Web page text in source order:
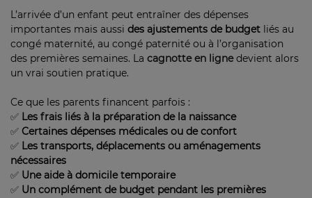
L’arrivée d’un enfant peut entraîner des dépenses
importantes mais aussi des ajustements de budget liés au
congé maternité, au congé paternité ou à l’organisation
des premières semaines. La cagnotte en lignedevient alors
un vrai soutien pratique.
Ce que les parents financent parfois :
✅ Les frais liés à la préparation de la naissance
✅ Certaines dépenses médicales ou de confort
✅ Les transports, déplacements ou aménagements
nécessaires
✅ Une aide à domicile temporaire
✅ Un complément de budget pendant les premières